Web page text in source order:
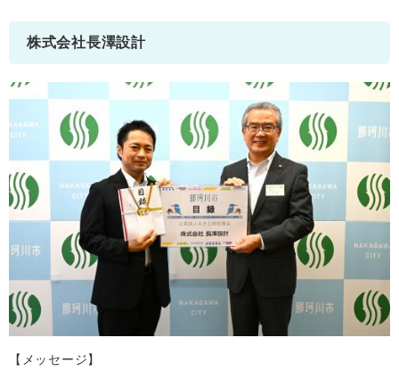
株式会社長澤設計
【メッセージ】